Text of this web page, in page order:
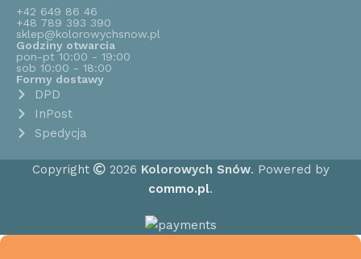
+42 649 86 46
+48 789 393 390
sklep@kolorowychsnow.pl
Godziny otwarcia
pon-pt 10:00 - 19:00
sob 10:00 - 18:00
Formy dostawy
DPD
InPost
Spedycja
Copyright 2026 Kolorowych Snów. Powered by
commo.pl.